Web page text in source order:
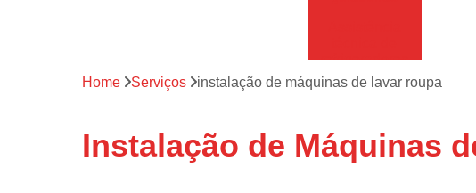
refrigeradores
Assistência
Assistências
técnicas de
Home Serviços instalação de máquinas de lavar roupa
Instalação de Máquinas